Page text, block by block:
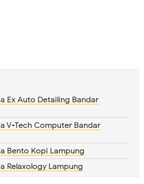
Ex Auto Detailing Bandar
V-Tech Computer Bandar
Bento Kopi Lampung
Relaxology Lampung